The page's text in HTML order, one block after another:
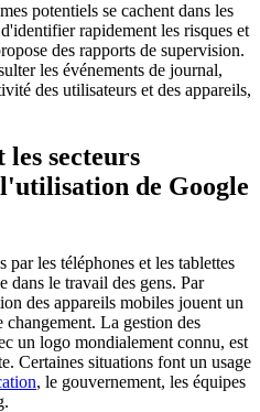
potentiels se cachent dans les
rapidement les risques et
des rapports de supervision.
les événements de journal,
des utilisateurs et des appareils,
secteurs
de Google
par les téléphones et les tablettes
dans le travail des gens. Par
des appareils mobiles jouent un
La gestion des
un logo mondialement connu, est
Certaines situations font un usage
, le gouvernement, les équipes